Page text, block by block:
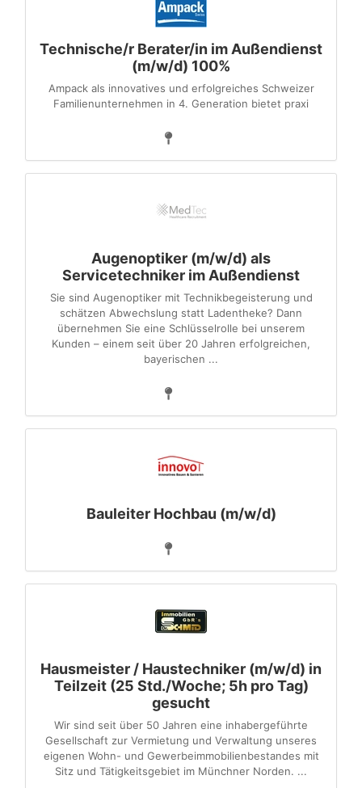
Technische/r Berater/in im Außendienst
(m/w/d) 100%
Ampack als innovatives und erfolgreiches Schweizer
Familienunternehmen in 4. Generation bietet praxi
Augenoptiker (m/w/d) als
Servicetechniker im Außendienst
Sie sind Augenoptiker mit Technikbegeisterung und
schätzen Abwechslung statt Ladentheke? Dann
übernehmen Sie eine Schlüsselrolle bei unserem
Kunden – einem seit über 20 Jahren erfolgreichen,
bayerischen ...
Bauleiter Hochbau (m/w/d)
Hausmeister / Haustechniker (m/w/d) in
Teilzeit (25 Std./Woche; 5h pro Tag)
gesucht
Wir sind seit über 50 Jahren eine inhabergeführte
Gesellschaft zur Vermietung und Verwaltung unseres
eigenen Wohn- und Gewerbeimmobilienbestandes mit
Sitz und Tätigkeitsgebiet im Münchner Norden. ...